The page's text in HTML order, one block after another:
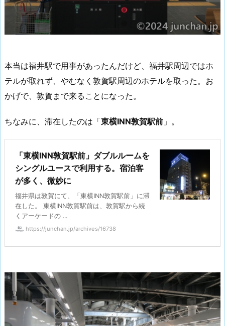
本当は福井駅で用事があったんだけど、福井駅周辺ではホ
テルが取れず、やむなく敦賀駅周辺のホテルを取った。お
かげで、敦賀まで来ることになった。
ちなみに、滞在したのは「東横INN敦賀駅前 」。
「東横INN敦賀駅前」ダブルルームを
シングルユースで利用する。宿泊客
が多く、微妙に
福井県は敦賀にて、「東横INN敦賀駅前」に滞
在した。 東横INN敦賀駅前は、敦賀駅から続
くアーケードの ...
https://junchan.jp/archives/16738